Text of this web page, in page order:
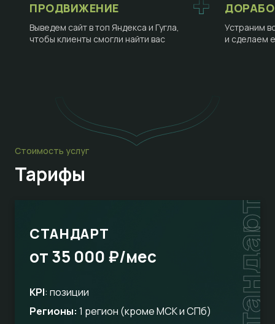
ПРОДВИЖЕНИЕ
Выведем сайт в топ Яндекса и Гугла,
чтобы клиенты смогли найти вас
Устраним
и сделаем
Стоимость услуг
Тарифы
стандарт
СТАНДАРТ
от 35 000 ₽/мес
KPI: позиции
Регионы: 1 регион (кроме МСК и СПб)